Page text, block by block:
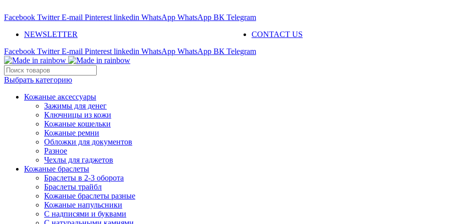
Facebook Twitter E-mail Pinterest linkedin WhatsApp WhatsApp ВК Telegram
NEWSLETTER
CONTACT US
Facebook Twitter E-mail Pinterest linkedin WhatsApp WhatsApp ВК Telegram
Выбрать категорию
Кожаные аксессуары
Зажимы для денег
Ключницы из кожи
Кожаные кошельки
Кожаные ремни
Обложки для документов
Разное
Чехлы для гаджетов
Кожаные браслеты
Браслеты в 2-3 оборота
Браслеты трайбл
Кожаные браслеты разные
Кожаные напульсники
С надписями и буквами